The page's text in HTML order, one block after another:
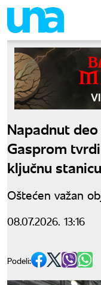
Napadnut
Gasprom
ključnu stanicu
Oštećen važan
08.07.2026. 13:16
Podeli: